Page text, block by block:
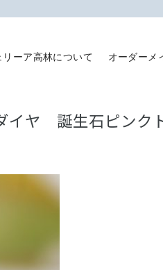
ーア高林について オーダーメ
ヤ 誕生石ピンク